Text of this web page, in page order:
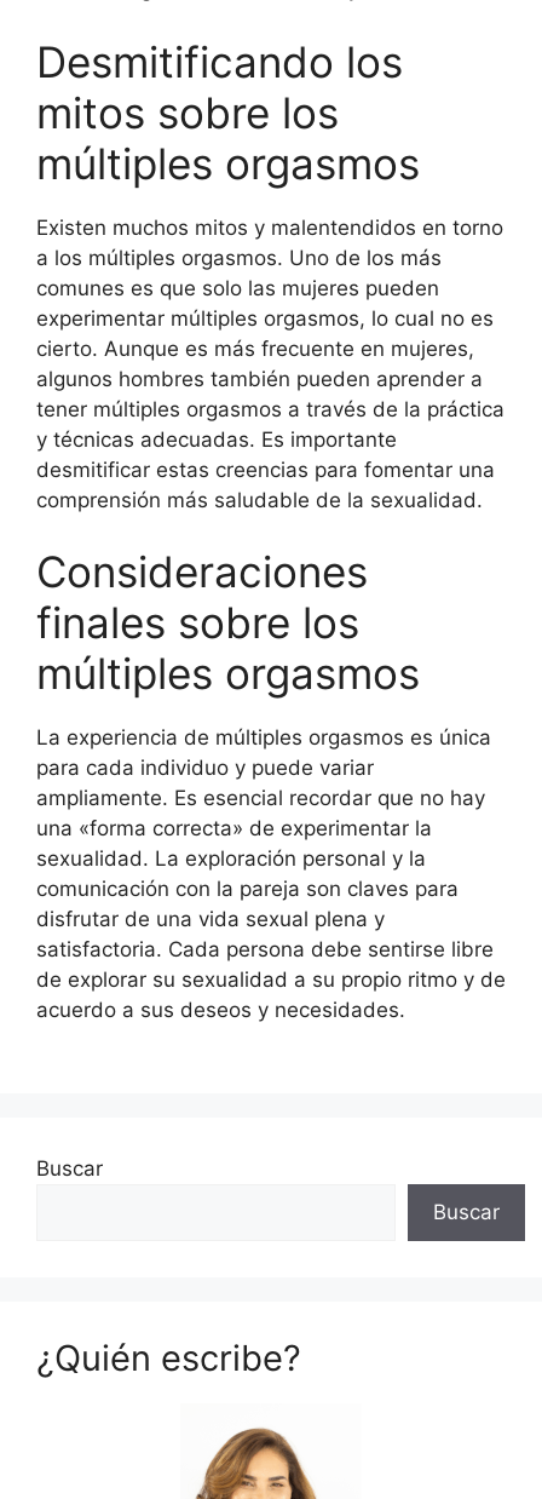
Desmitificando los
mitos sobre los
múltiples orgasmos
Existen muchos mitos y malentendidos en torno
a los múltiples orgasmos. Uno de los más
comunes es que solo las mujeres pueden
experimentar múltiples orgasmos, lo cual no es
cierto. Aunque es más frecuente en mujeres,
algunos hombres también pueden aprender a
tener múltiples orgasmos a través de la práctica
y técnicas adecuadas. Es importante
desmitificar estas creencias para fomentar una
comprensión más saludable de la sexualidad.
Consideraciones
finales sobre los
múltiples orgasmos
La experiencia de múltiples orgasmos es única
para cada individuo y puede variar
ampliamente. Es esencial recordar que no hay
una «forma correcta» de experimentar la
sexualidad. La exploración personal y la
comunicación con la pareja son claves para
disfrutar de una vida sexual plena y
satisfactoria. Cada persona debe sentirse libre
de explorar su sexualidad a su propio ritmo y de
acuerdo a sus deseos y necesidades.
Buscar
Buscar
¿Quién escribe?